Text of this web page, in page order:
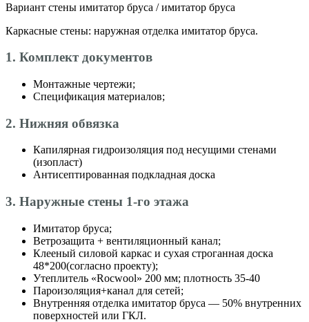
Вариант стены имитатор бруса / имитатор бруса
Каркасные стены: наружная отделка имитатор бруса.
1. Комплект документов
Монтажные чертежи;
Спецификация материалов;
2. Нижняя обвязка
Капилярная гидроизоляция под несущими стенами
(изопласт)
Антисептированная подкладная доска
3. Наружные стены 1-го этажа
Имитатор бруса;
Ветрозащита + вентиляционный канал;
Клееный силовой каркас и сухая строганная доска
48*200(согласно проекту);
Утеплитель «Roсwool» 200 мм; плотность 35-40
Пароизоляция+канал для сетей;
Внутренняя отделка имитатор бруса — 50% внутренних
поверхностей или ГКЛ.